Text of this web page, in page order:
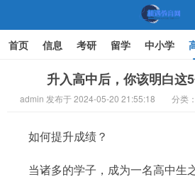
首页 信息 考研 留学 中小学
家庭教育
升入高中后，你该明白这
admin 发布于 2024-05-20 21:55:18 分类：
如何提升成绩？
当诸多的学子，成为一名高中生之